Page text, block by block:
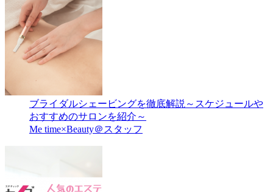
ブライダルシェービングを徹底解説～スケジュールや
おすすめのサロンを紹介～
Me time×Beauty＠スタッフ